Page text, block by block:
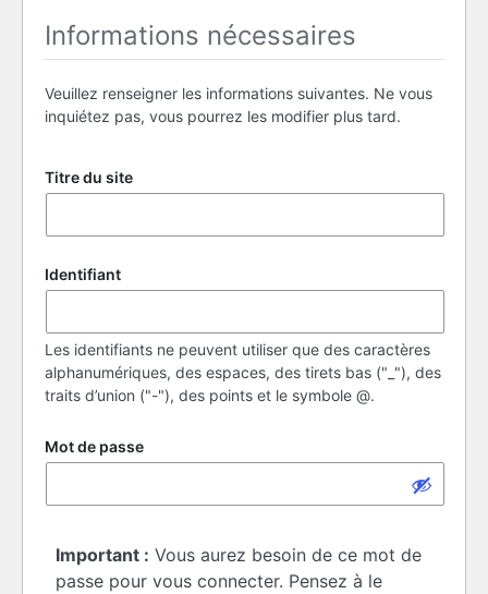
Informations nécessaires
Veuillez renseigner les informations suivantes. Ne vous
inquiétez pas, vous pourrez les modifier plus tard.
Titre du site
Identifiant
Les identifiants ne peuvent utiliser que des caractères
alphanumériques, des espaces, des tirets bas ("_"), des
traits d’union ("-"), des points et le symbole @.
Mot de passe
Important : Vous aurez besoin de ce mot de
passe pour vous connecter. Pensez à le